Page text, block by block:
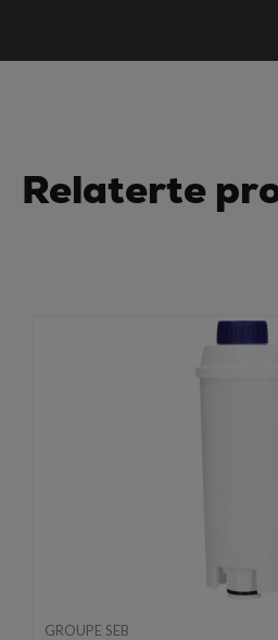
Relaterte
GROUPE SEB